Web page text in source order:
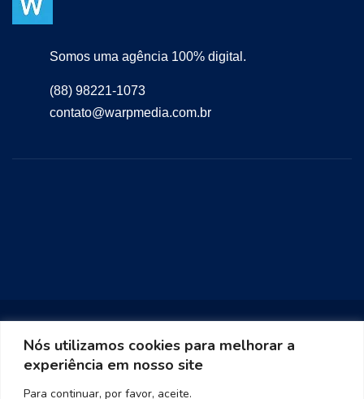
Nós utilizamos cookies para melhorar a
experiência em nosso site
Para continuar, por favor, aceite.
Somos uma agência 100% digital.
(88) 98221-1073
contato@warpmedia.com.br